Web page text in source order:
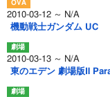
2010-03-12 ～ N/A
機動戦士ガンダム UC
2010-03-13 ～ N/A
東のエデン 劇場版Ⅱ